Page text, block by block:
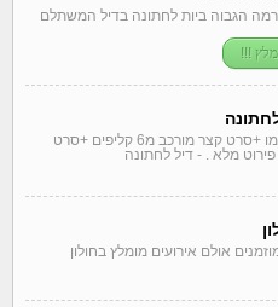
הגבוה ביות לחתונה בדיל המשתלם
!!!
פרמיום ספק – קליפ פרומו +סרט קצר מורכב מ6 קליפים +סרט
מלא . - דיל לחתונה